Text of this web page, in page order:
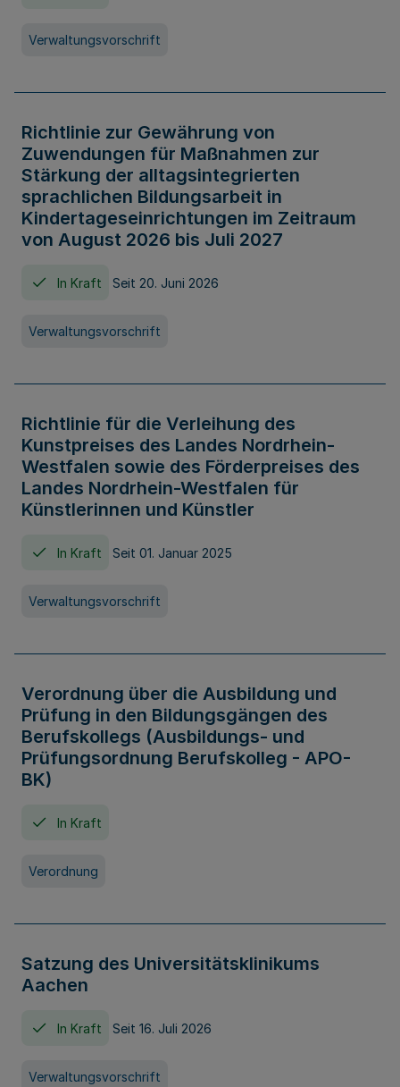
Verwaltungsvorschrift
Richtlinie zur Gewährung von
Zuwendungen für Maßnahmen zur
Stärkung der alltagsintegrierten
sprachlichen Bildungsarbeit in
Kindertageseinrichtungen im Zeitraum
von August 2026 bis Juli 2027
In Kraft Seit 20. Juni 2026
Verwaltungsvorschrift
Richtlinie für die Verleihung des
Kunstpreises des Landes Nordrhein-
Westfalen sowie des Förderpreises des
Landes Nordrhein-Westfalen für
Künstlerinnen und Künstler
In Kraft Seit 01. Januar 2025
Verwaltungsvorschrift
Verordnung über die Ausbildung und
Prüfung in den Bildungsgängen des
Berufskollegs (Ausbildungs- und
Prüfungsordnung Berufskolleg - APO-
BK)
In Kraft
Verordnung
Satzung des Universitätsklinikums
Aachen
In Kraft Seit 16. Juli 2026
Verwaltungsvorschrift